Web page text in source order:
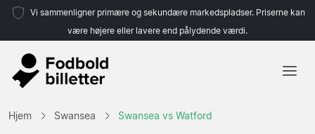
Vi sammenligner primære og sekundære markedspladser. Priserne kan
være højere eller lavere end pålydende værdi.
Hjem Swansea Swansea vs Watford